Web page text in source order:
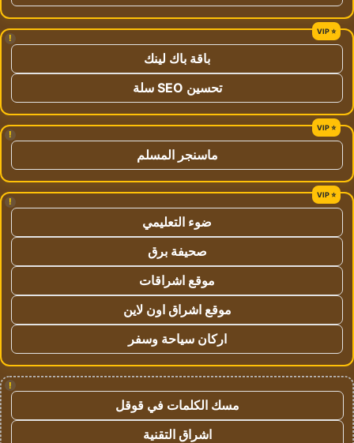
!
باقة باك لينك
تحسين SEO سلة
!
ماسنجر المسلم
!
ضوء التعليمي
صحيفة برق
موقع اشراقات
موقع اشراق اون لاين
اركان سياحة وسفر
!
مسك الكلمات في قوقل
اشراق التقنية